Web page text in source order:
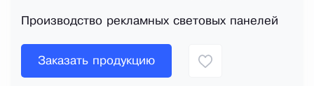
Производство рекламных световых панелей
Заказать продукцию